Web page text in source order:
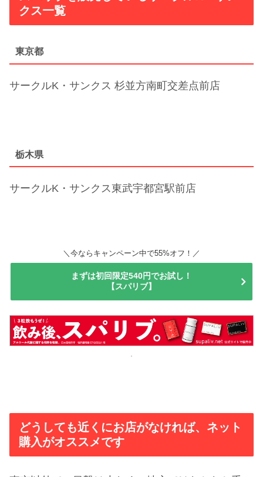
クス一覧
東京都
サークルK・サンクス 杉並方南町交差点前店
栃木県
サークルK・サンクス東武宇都宮駅前店
＼今ならキャンペーン中で55%オフ！／
まずは初回限定540円でお試し！
【スパリブ】
どうしても近くにお店がなければ、ネット
購入がオススメです